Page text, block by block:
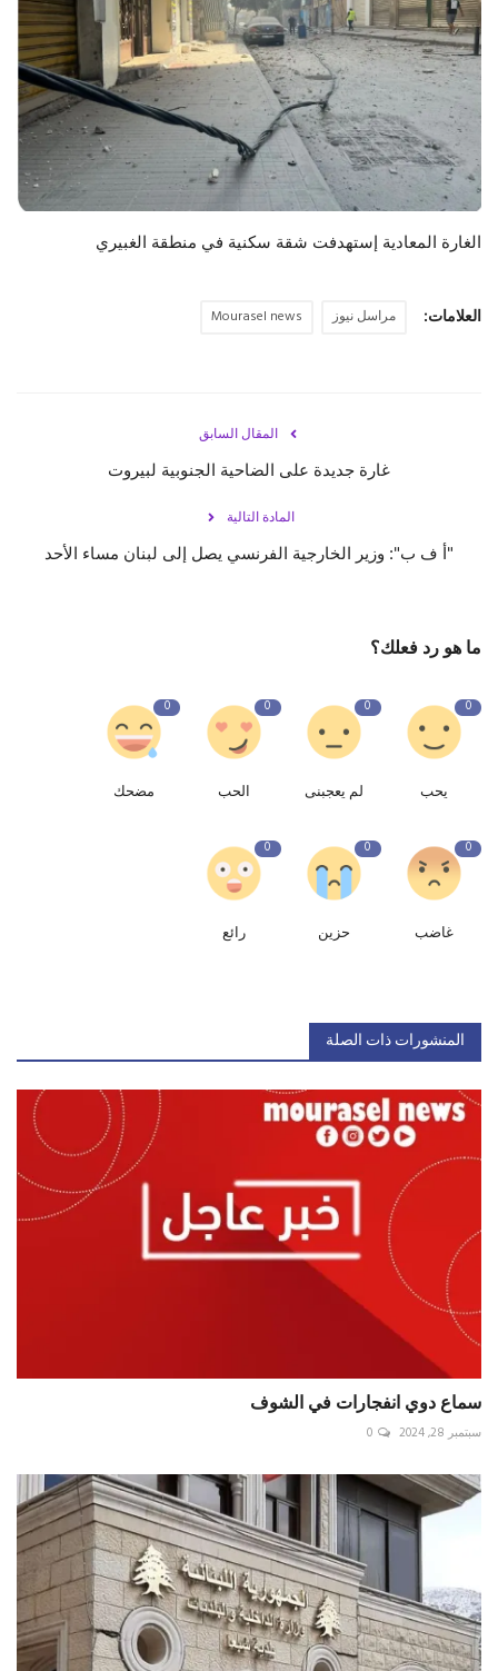
حياة
الغارة المعادية إستهدفت شقة سكنية في منطقة الغبيري
العلامات: مراسل نيوز Mourasel news
المقال السابق
‏غارة جديدة على الضاحية الجنوبية لبيروت
المادة التالية
‏"أ ف ب": وزير الخارجية الفرنسي يصل إلى لبنان مساء الأحد
ما هو رد فعلك؟
0
يحب
0
لم يعجبنى
0
الحب
0
مضحك
0
غاضب
0
حزين
0
رائع
المنشورات ذات الصلة
سماع دوي انفجارات في الشوف
سبتمبر 28, 2024 0